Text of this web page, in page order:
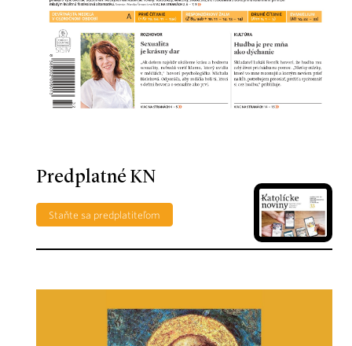
Predplatné KN
Staňte sa predplatiteľom